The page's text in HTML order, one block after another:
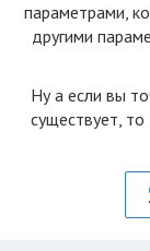
параметрами,
другими
Ну а если вы
существует,